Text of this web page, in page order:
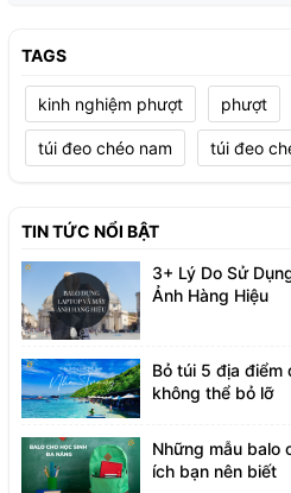
TAGS
kinh nghiệm phượt phượt
túi đeo chéo nam túi đeo
TIN TỨC NỔI BẬT
3+ Lý Do Sử
Ảnh Hàng Hiệu
Bỏ túi 5 địa điểm
không thể bỏ lỡ
Những mẫu balo
ích bạn nên biết